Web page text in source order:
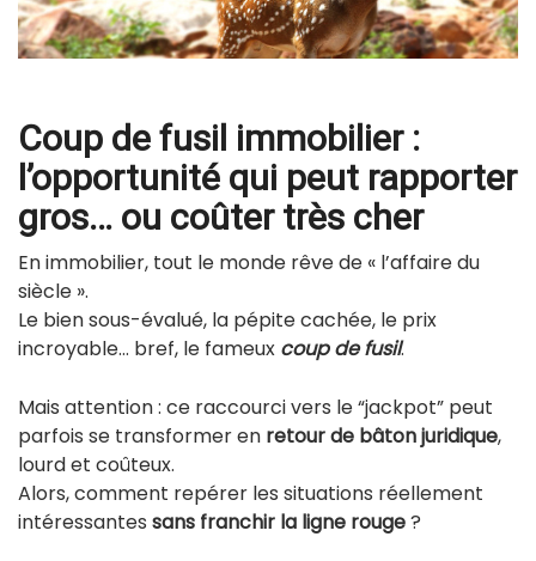
Coup de fusil immobilier :
l’opportunité qui peut rapporter
gros… ou coûter très cher
En immobilier, tout le monde rêve de « l’affaire du
siècle ».
Le bien sous-évalué, la pépite cachée, le prix
incroyable… bref, le fameux coup de fusil.
Mais attention : ce raccourci vers le “jackpot” peut
parfois se transformer en retour de bâton juridique,
lourd et coûteux.
Alors, comment repérer les situations réellement
intéressantes sans franchir la ligne rouge?